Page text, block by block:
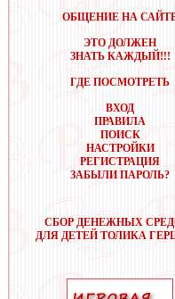
ОБЩЕНИЕ НА
ЭТО ДОЛЖЕН
ЗНАТЬ КАЖДЫЙ!!!
ГДЕ ПОСМОТРЕТЬ
ВХОД
ПРАВИЛА
ПОИСК
НАСТРОЙКИ
РЕГИСТРАЦИЯ
ЗАБЫЛИ ПАРОЛЬ?
СБОР ДЕНЕЖНЫХ
ДЛЯ ДЕТЕЙ ТОЛИКА